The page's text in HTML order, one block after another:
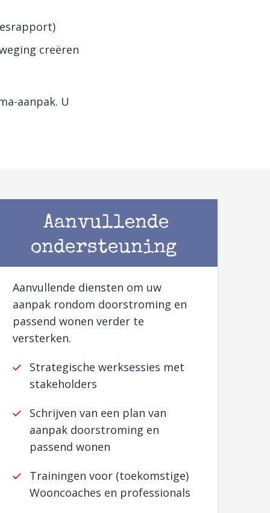
creëren
aanpak. U
Aanvullende
ondersteuning
Aanvullende diensten om uw
aanpak rondom doorstroming en
passend wonen verder te
versterken.
Strategische werksessies met
stakeholders
Schrijven van een plan van
aanpak doorstroming en
passend wonen
Trainingen voor (toekomstige)
Wooncoaches en professionals